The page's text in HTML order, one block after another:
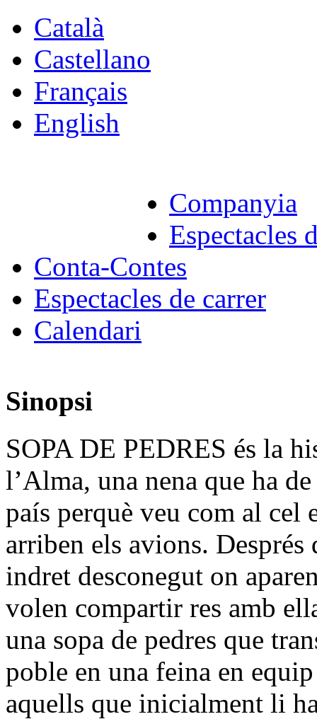
Català
Castellano
Français
English
Companyia
Espectacles
Conta-Contes
Espectacles de carrer
Calendari
Sinopsi
SOPA DE PEDRES és la
l’Alma, una nena que ha
país perquè veu com al
arriben els avions.
indret desconegut on
volen compartir res amb
una sopa de pedres que
poble en una feina en
aquells que inicialment li